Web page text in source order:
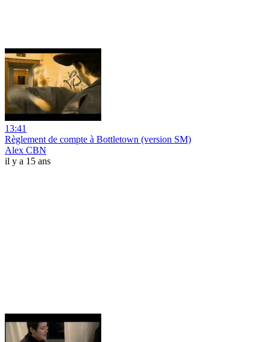
13:41
Règlement de compte à Bottletown (version SM)
Alex CBN
il y a 15 ans